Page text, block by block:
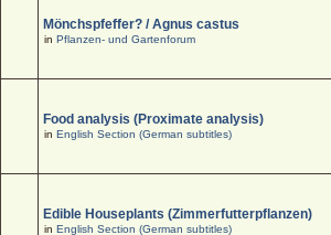
Mönchspfeffer? / Agnus castus
inPflanzen- und Gartenforum
Food analysis (Proximate analysis)
inEnglish Section (German subtitles)
Edible Houseplants (Zimmerfutterpflanzen)
inEnglish Section (German subtitles)